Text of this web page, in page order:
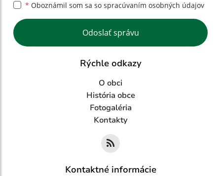
* Oboznámil som sa so spracúvaním osobných údajov
Google reCaptcha Response
Odoslať správu
Rýchle odkazy
O obci
História obce
Fotogaléria
Kontakty
Kontaktné informácie